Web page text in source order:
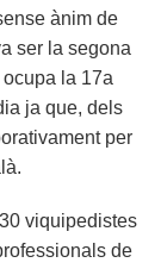
ànim de
ser la segona
ocupa la 17a
ja que, dels
per
viquipedistes
de